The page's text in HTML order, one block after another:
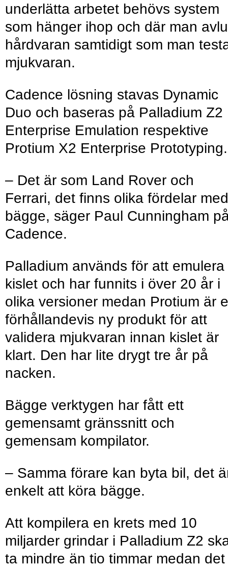
underlätta arbetet behövs system
som hänger ihop och där man
hårdvaran samtidigt som man
mjukvaran.
Cadence lösning stavas Dynamic
Duo och baseras på Palladium Z2
Enterprise Emulation respektive
Protium X2 Enterprise Prototyping.
– Det är som Land Rover och
Ferrari, det finns olika fördelar med
bägge, säger Paul Cunningham
Cadence.
Palladium används för att emulera
kislet och har funnits i över 20 år i
olika versioner medan Protium är
förhållandevis ny produkt för att
validera mjukvaran innan kislet är
klart. Den har lite drygt tre år på
nacken.
Bägge verktygen har fått ett
gemensamt gränssnitt och
gemensam kompilator.
– Samma förare kan byta bil, det
enkelt att köra bägge.
Att kompilera en krets med 10
miljarder grindar i Palladium Z2
ta mindre än tio timmar medan det